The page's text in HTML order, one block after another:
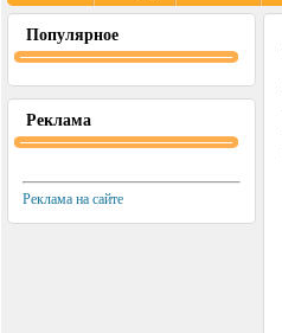
Популярное
Реклама
Реклама на сайте